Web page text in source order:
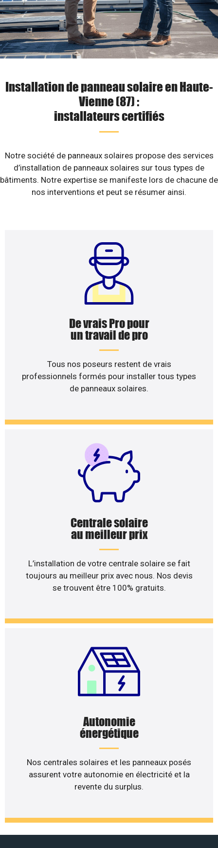
Installation de panneau solaire en Haute-
Vienne (87) :
installateurs certifiés
Notre société de panneaux solaires propose des services
d’installation de panneaux solaires sur tous types de
bâtiments. Notre expertise se manifeste lors de chacune de
nos interventions et peut se résumer ainsi.
De vrais Pro pour
un travail de pro
Tous nos poseurs restent de vrais
professionnels formés pour installer tous types
de panneaux solaires.
Centrale solaire
au meilleur prix
L’installation de votre centrale solaire se fait
toujours au meilleur prix avec nous. Nos devis
se trouvent être 100% gratuits.
Autonomie
énergétique
Nos centrales solaires et les panneaux posés
assurent votre autonomie en électricité et la
revente du surplus.